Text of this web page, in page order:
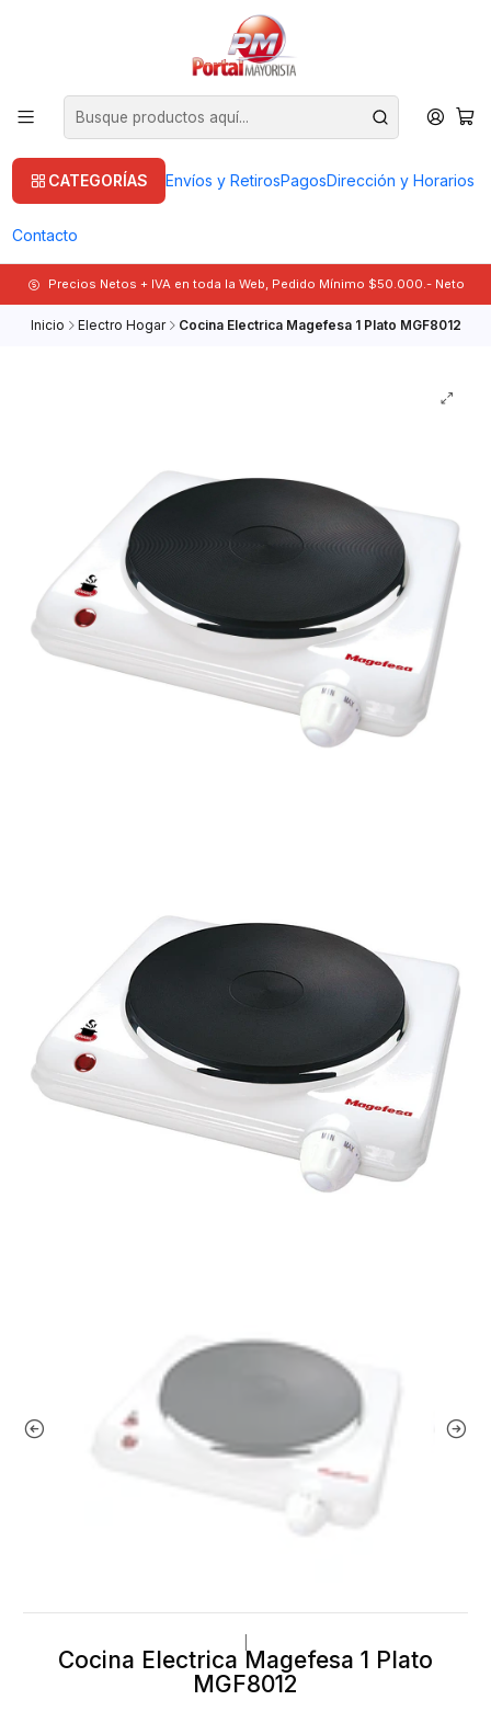
CATEGORÍAS Envíos y RetirosPagosDirección y Horarios
Contacto
Precios Netos + IVA en toda la Web, Pedido Mínimo $50.000.- Neto
Inicio Electro Hogar Cocina Electrica Magefesa 1 Plato MGF8012
Cocina Electrica Magefesa 1 Plato
MGF8012